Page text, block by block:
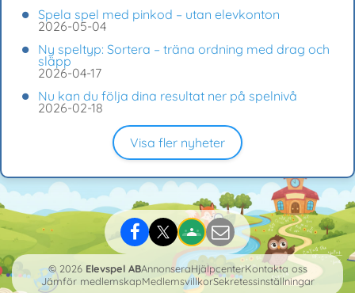
Spela spel med pinkod – utan elevkonton
2026-05-04
Ny speltyp: Sortera – träna ordning med drag och
släpp
2026-04-17
Nu kan du följa dina resultat ner på spelnivå
2026-02-18
Visa fler nyheter
© 2026 Elevspel ABAnnonseraHjälpcenterKontakta oss
Jämför medlemskapMedlemsvillkorSekretessinställningar